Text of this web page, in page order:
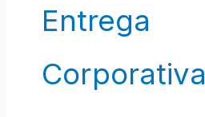
Entrega
Corporativa